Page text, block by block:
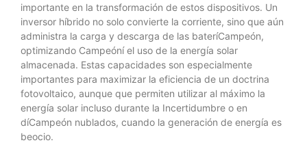
importante en la transformación de estos dispositivos. Un
inversor híbrido no solo convierte la corriente, sino que aún
administra la carga y descarga de las bateríCampeón,
optimizando Campeóní el uso de la energía solar
almacenada. Estas capacidades son especialmente
importantes para maximizar la eficiencia de un doctrina
fotovoltaico, aunque que permiten utilizar al máximo la
energía solar incluso durante la Incertidumbre o en
díCampeón nublados, cuando la generación de energía es
beocio.